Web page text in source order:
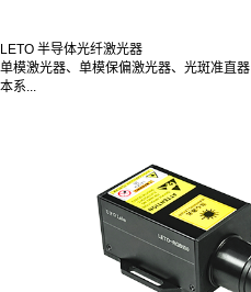
LETO 半导体光纤激光器
单模激光器、单模保偏激光器、光斑准直器
本系...